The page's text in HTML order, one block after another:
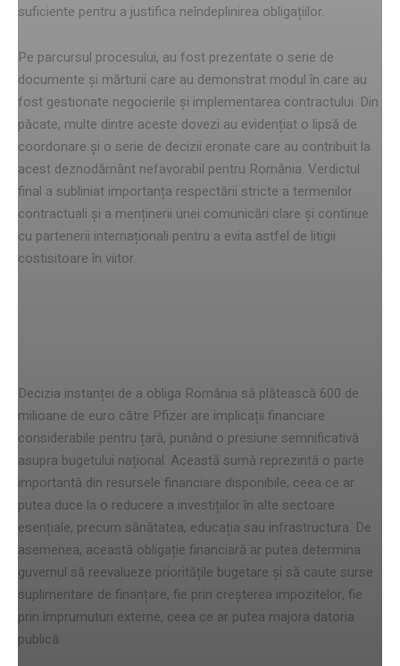
suficiente pentru a justifica neîndeplinirea obligațiilor.
Pe parcursul procesului, au fost prezentate o serie de
documente și mărturii care au demonstrat modul în care au
fost gestionate negocierile și implementarea contractului. Din
păcate, multe dintre aceste dovezi au evidențiat o lipsă de
coordonare și o serie de decizii eronate care au contribuit la
acest deznodământ nefavorabil pentru România. Verdictul
final a subliniat importanța respectării stricte a termenilor
contractuali și a menținerii unei comunicări clare și continue
cu partenerii internaționali pentru a evita astfel de litigii
costisitoare în viitor.
Decizia instanței de a obliga România să plătească 600 de
milioane de euro către Pfizer are implicații financiare
considerabile pentru țară, punând o presiune semnificativă
asupra bugetului național. Această sumă reprezintă o parte
importantă din resursele financiare disponibile, ceea ce ar
putea duce la o reducere a investițiilor în alte sectoare
esențiale, precum sănătatea, educația sau infrastructura. De
asemenea, această obligație financiară ar putea determina
guvernul să reevalueze prioritățile bugetare și să caute surse
suplimentare de finanțare, fie prin creșterea impozitelor, fie
prin împrumuturi externe, ceea ce ar putea majora datoria
publică.